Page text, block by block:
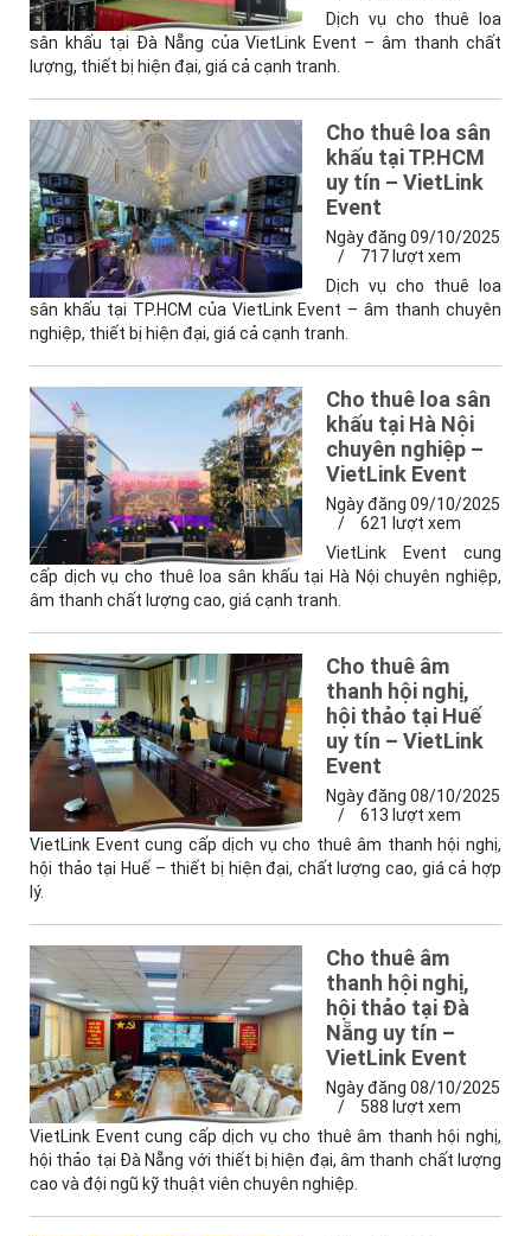
Dịch vụ cho thuê loa
sân khấu tại Đà Nẵng của VietLink Event – âm thanh chất
lượng, thiết bị hiện đại, giá cả cạnh tranh.
Cho thuê loa sân
khấu tại TP.HCM
uy tín – VietLink
Event
Ngày đăng 09/10/2025
/
717 lượt xem
Dịch vụ cho thuê loa
sân khấu tại TP.HCM của VietLink Event – âm thanh chuyên
nghiệp, thiết bị hiện đại, giá cả cạnh tranh.
Cho thuê loa sân
khấu tại Hà Nội
chuyên nghiệp –
VietLink Event
Ngày đăng 09/10/2025
/
621 lượt xem
VietLink Event cung
cấp dịch vụ cho thuê loa sân khấu tại Hà Nội chuyên nghiệp,
âm thanh chất lượng cao, giá cạnh tranh.
Cho thuê âm
thanh hội nghị,
hội thảo tại Huế
uy tín – VietLink
Event
Ngày đăng 08/10/2025
/
613 lượt xem
VietLink Event cung cấp dịch vụ cho thuê âm thanh hội nghị,
hội thảo tại Huế – thiết bị hiện đại, chất lượng cao, giá cả hợp
lý.
Cho thuê âm
thanh hội nghị,
hội thảo tại Đà
Nẵng uy tín –
VietLink Event
Ngày đăng 08/10/2025
/
588 lượt xem
VietLink Event cung cấp dịch vụ cho thuê âm thanh hội nghị,
hội thảo tại Đà Nẵng với thiết bị hiện đại, âm thanh chất lượng
cao và đội ngũ kỹ thuật viên chuyên nghiệp.